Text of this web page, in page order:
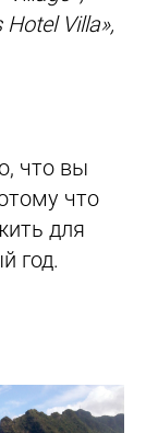
Villa»,
что вы
что
для
год.